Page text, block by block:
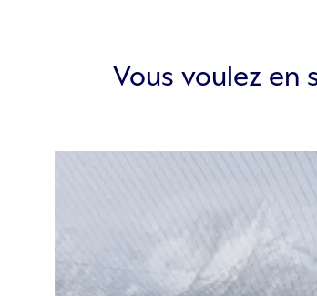
Vous voulez en